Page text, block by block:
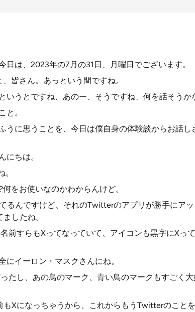
は、2023年の7月の31日、月曜日でございます。
皆さん。あっという間ですね。
いうとですね、あのー、そうですね、何を話そうか
と。
うに思うことを、今日は僕自身の体験談からお話し
にちは。
をお使いなのかわからんけど。
るんですけど、それのTwitterのアプリが勝手にア
したね。
前すらもXってなっていて、アイコンも黒字にXっ
イーロン・マスクさんにね。
たし、あの鳥のマーク、青い鳥のマークもすごく
Xになっちゃうから、これからもうTwitterのこと